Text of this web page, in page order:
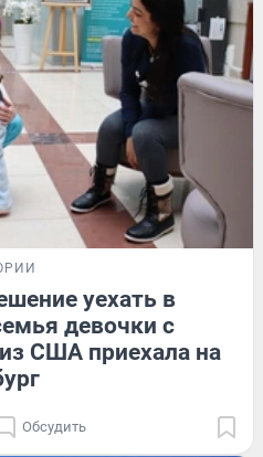
уехать в
девочки с
США приехала на
Обсудить